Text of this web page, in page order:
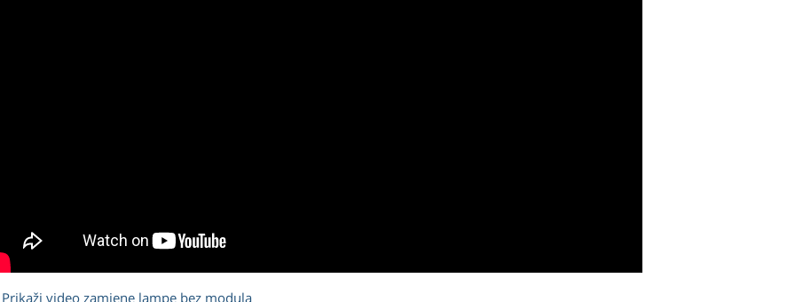
video zamjene lampe bez modula